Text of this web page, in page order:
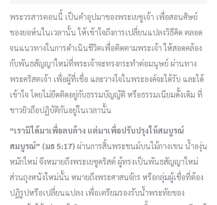
พระวรสารตอนนี้ เป็นคำอุปมาของพระเยซูเจ้า เพื่อสอนศิษย์
ของยอห์นในเวลานั้น ให้เข้าใจถึงการเปลี่ยนแปลงวิธีคิด ตลอด
จนแนวทางในการดำเนินชีวิตเพื่อติดตามพระเจ้า ให้สอดคล้อง
กับพันธสัญญาใหม่ที่พระเจ้าจะทรงกระทำต่อมนุษย์ ผ่านทาง
พระคริสตเจ้า เพื่อผู้ที่เชื่อ และวางใจในพระองค์จะได้รับ และได้
เข้าใจ โดยไม่ยึดติดอยู่กับธรรมบัญญัติ หรือธรรมเนียมดั้งเดิม ที่
ชาวยิวถือปฏิบัติกันอยู่ในเวลานั้น
“เรามิได้มาเพื่อลบล้าง แต่มาเพื่อปรับปรุงให้สมบูรณ์
สมบูรณ์” (มธ 5:17) ผ่านการสิ้นพระชนม์บนไม้กางเขน น้ำองุ่น
หมักใหม่ จึงหมายถึงพระเยซูคริสต์ ผู้ทรงเป็นพันธสัญญาใหม่
ส่วนถุงหนังใหม่นั้น หมายถึงพระศาสนจักร หรือกลุ่มผู้เชื่อที่ต้อง
ปฏิรูปหรือเปลี่ยนแปลง เพื่อเตรียมรองรับน้ำพระทัยของ